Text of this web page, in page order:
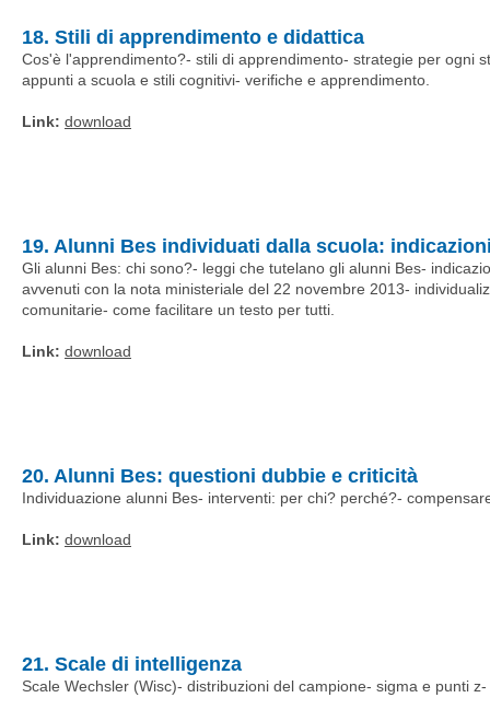
18. Stili di apprendimento e didattica
Cos'è l'apprendimento?- stili di apprendimento- strategie per ogni
appunti a scuola e stili cognitivi- verifiche e apprendimento.
Link: download
19. Alunni Bes individuati dalla scuola:
Gli alunni Bes: chi sono?- leggi che tutelano gli alunni Bes-
avvenuti con la nota ministeriale del 22 novembre 2013-
comunitarie- come facilitare un testo per tutti.
Link: download
20. Alunni Bes: questioni dubbie e criticità
Individuazione alunni Bes- interventi: per chi? perché?-
Link: download
21. Scale di intelligenza
Scale Wechsler (Wisc)- distribuzioni del campione- sigma e punti